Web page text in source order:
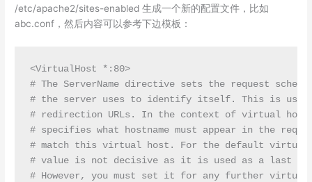
/etc/apache2/sites-enabled 生成一个新的配置文件，比如
abc.conf，然后内容可以参考下边模板：
<VirtualHost *:80>
# The ServerName directive sets the request
# the server uses to identify itself. This is used
# redirection URLs. In the context of virtual hosts,
# specifies what hostname must appear in the
# match this virtual host. For the default
# value is not decisive as it is used as a last
# However, you must set it for any further